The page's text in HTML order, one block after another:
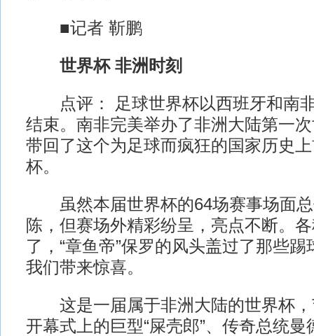
■记者 靳鹏
世界杯 非洲时刻
点评： 足球世界杯以西班牙和南非
结束。南非完美举办了非洲大陆第一
带回了这个为足球而疯狂的国家历史
杯。
虽然本届世界杯的64场赛事场面总
陈，但赛场外精彩纷呈，亮点不断。
了，“章鱼帝”保罗的风头盖过了那些
我们带来惊喜。
这是一届属于非洲大陆的世界杯，
开幕式上的巨型“屎壳郎”、传奇总统